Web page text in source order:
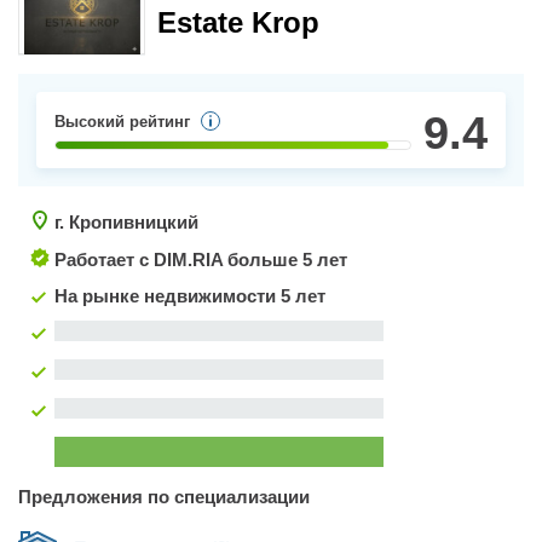
нашої компанії.Звертайтеся, в зручний для Вас час,
залюбки допоможемо.
Estate Krop
Высокий рейтинг 9.4
г. Кропивницкий
Работает с DIM.RIA больше 5 лет
На рынке недвижимости 5 лет
Предложения по специализации